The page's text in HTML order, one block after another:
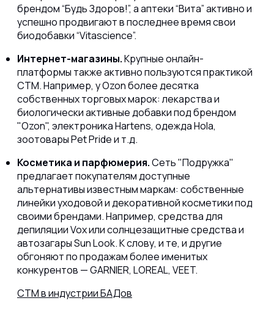
брендом “Будь Здоров!”, а аптеки “Вита” активно и
успешно продвигают в последнее время свои
биодобавки “Vitascience”.
Интернет-магазины.Крупные онлайн-
платформы также активно пользуются практикой
СТМ. Например, у Ozon более десятка
собственных торговых марок: лекарства и
биологически активные добавки под брендом
"Ozon", электроника Hartens, одежда Hola,
зоотовары Pet Pride и т.д.
Косметика и парфюмерия.Сеть "Подружка"
предлагает покупателям доступные
альтернативы известным маркам: собственные
линейки уходовой и декоративной косметики под
своими брендами. Например, средства для
депиляции Vox или солнцезащитные средства и
автозагары Sun Look. К слову, и те, и другие
обгоняют по продажам более именитых
конкурентов — GARNIER, LOREAL, VEET.
СТМ в индустрии БАДов